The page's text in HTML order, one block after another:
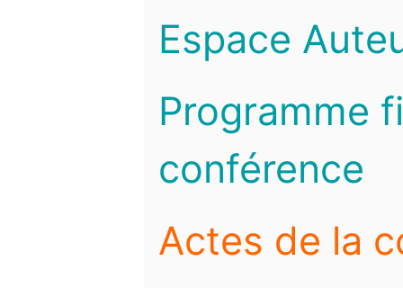
Espace
Programme
conférence
Actes de la